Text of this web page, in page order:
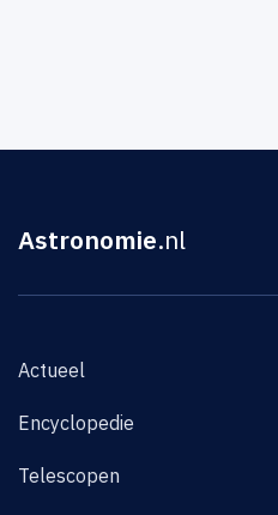
Astronomie.nl
Actueel
Encyclopedie
Telescopen